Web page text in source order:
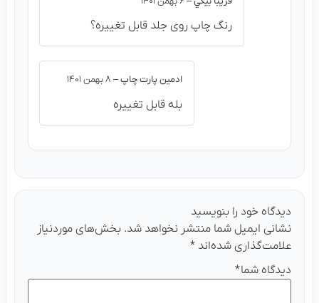
رنگ چاپ روی جلد قابل تغییره؟
ادمین پارت چاپ–۸ بهمن ۱۴۰۱
بله قابل تغییره
دیدگاه خود را بنویسید
نشانی ایمیل شما منتشر نخواهد شد. بخش‌های موردنیاز
علامت‌گذاری شده‌اند*
دیدگاه شما*